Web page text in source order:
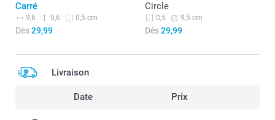
Carré
9,6 9,6 0,5 cm
Dès29,99
Circle
0,5 9,5 cm
Dès29,99
Livraison
Date Prix